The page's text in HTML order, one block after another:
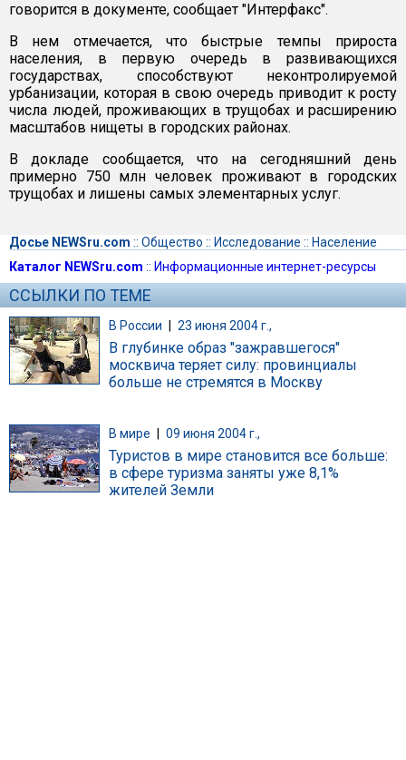
говорится в документе, сообщает "Интерфакс".
В нем отмечается, что быстрые темпы прироста
населения, в первую очередь в развивающихся
государствах, способствуют неконтролируемой
урбанизации, которая в свою очередь приводит к росту
числа людей, проживающих в трущобах и расширению
масштабов нищеты в городских районах.
В докладе сообщается, что на сегодняшний день
примерно 750 млн человек проживают в городских
трущобах и лишены самых элементарных услуг.
Досье NEWSru.com :: Общество :: Исследование :: Население
Каталог NEWSru.com :: Информационные интернет-ресурсы
ССЫЛКИ ПО ТЕМЕ
В России | 23 июня 2004 г.,
В глубинке образ "зажравшегося"
москвича теряет силу: провинциалы
больше не стремятся в Москву
В мире 09 июня 2004 г.,
Туристов в мире становится все больше:
в сфере туризма заняты уже 8,1%
жителей Земли